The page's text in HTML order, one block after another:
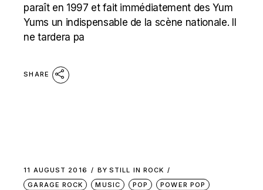
paraît en 1997 et fait immédiatement des Yum
Yums un indispensable de la scène nationale. Il
ne tardera pa
SHARE
11 AUGUST 2016 BY STILL IN ROCK
GARAGE ROCK
MUSIC POP
POWER POP